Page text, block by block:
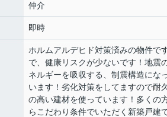
仲介
即時
ホルムアルデヒド対策済みの物件で
で、健康リスクが少ないです！地震
ネルギーを吸収する、制震構造にな
います！劣化対策をしてますので耐
の高い建材を使っています！多くの
らこだわり条件でいただく新築戸建